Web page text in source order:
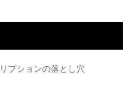
プションの落とし穴